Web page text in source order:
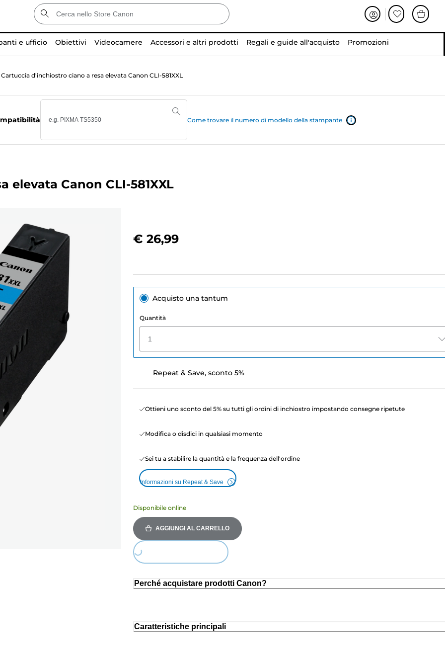
e ufficio Obiettivi Videocamere Accessori e altri prodotti Regali e guide all'acquisto Promozioni
Cartuccia d'inchiostro ciano a resa elevata Canon CLI-581XXL
Come trovare il numero di modello della stampante
elevata Canon CLI-581XXL
€ 26,99
Acquisto una tantum
Quantità
1
Repeat & Save, sconto 5%
Ottieni uno sconto del 5% su tutti gli ordini di inchiostro impostando consegne ripetute
Modifica o disdici in qualsiasi momento
Sei tu a stabilire la quantità e la frequenza dell'ordine
Informazioni su Repeat & Save
Disponibile online
AGGIUNGI AL CARRELLO
Loading...
Perché acquistare prodotti Canon?
Caratteristiche principali